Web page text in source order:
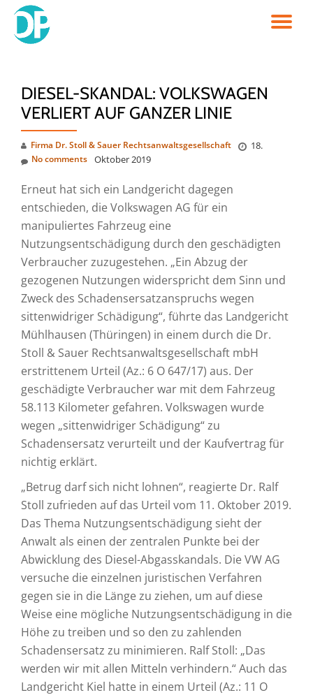
Skip
DIESEL-SKANDAL: VOLKSWAGEN
VERLIERT AUF GANZER LINIE
Firma Dr. Stoll & Sauer Rechtsanwaltsgesellschaft
18.
Oktober 2019
No comments
Erneut hat sich ein Landgericht dagegen
entschieden, die Volkswagen AG für ein
manipuliertes Fahrzeug eine
Nutzungsentschädigung durch den geschädigten
Verbraucher zuzugestehen. „Ein Abzug der
gezogenen Nutzungen widerspricht dem Sinn und
Zweck des Schadensersatzanspruchs wegen
sittenwidriger Schädigung“, führte das Landgericht
Mühlhausen (Thüringen) in einem durch die Dr.
Stoll & Sauer Rechtsanwaltsgesellschaft mbH
erstrittenem Urteil (Az.: 6 O 647/17) aus. Der
geschädigte Verbraucher war mit dem Fahrzeug
58.113 Kilometer gefahren. Volkswagen wurde
wegen „sittenwidriger Schädigung“ zu
Schadensersatz verurteilt und der Kaufvertrag für
nichtig erklärt.
„Betrug darf sich nicht lohnen“, reagierte Dr. Ralf
Stoll zufrieden auf das Urteil vom 11. Oktober 2019.
Das Thema Nutzungsentschädigung sieht der
Anwalt als einen der zentralen Punkte bei der
Abwicklung des Diesel-Abgasskandals. Die VW AG
versuche die einzelnen juristischen Verfahren
gegen sie in die Länge zu ziehen, um auf diese
Weise eine mögliche Nutzungsentschädigung in die
Höhe zu treiben und so den zu zahlenden
Schadensersatz zu minimieren. Ralf Stoll: „Das
werden wir mit allen Mitteln verhindern.“ Auch das
Landgericht Kiel hatte in einem Urteil (Az.: 11 O